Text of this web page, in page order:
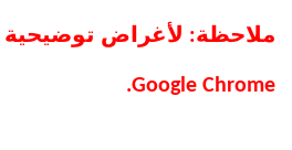
ملاحظة: لأغراض
Google Chrome.